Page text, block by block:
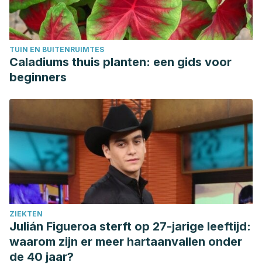
¿Qué son los pesticidas? (n.d.). Retrieved from
www.ncbi.nlm.nih.gov/
TUIN EN BUITENRUIMTES
Caladiums thuis planten: een gids voor
beginners
ZIEKTEN
Julián Figueroa sterft op 27-jarige leeftijd:
waarom zijn er meer hartaanvallen onder
de 40 jaar?